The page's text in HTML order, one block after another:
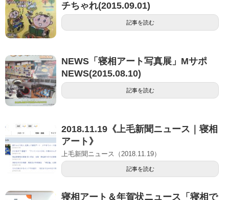
チちゃれ(2015.09.01)
記事を読む
NEWS「寝相アート写真展」Mサポ
NEWS(2015.08.10)
記事を読む
2018.11.19《上毛新聞ニュース｜寝相
アート》
上毛新聞ニュース（2018.11.19）
記事を読む
寝相アート＆年賀状ニュース「寝相で